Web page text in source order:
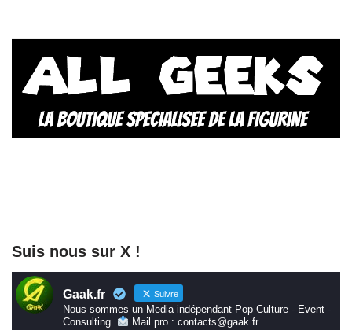
Suis nous sur X !
Gaak.fr Suivre
Nous sommes un Media indépendant Pop Culture - Event -
Consulting.
Mail pro : contacts@gaak.fr